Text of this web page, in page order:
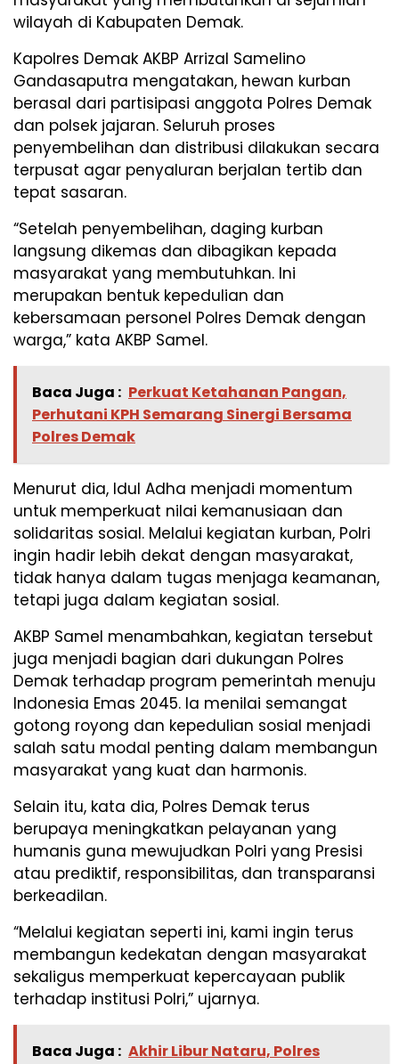
wilayah di Kabupaten Demak.
Kapolres Demak AKBP Arrizal Samelino
Gandasaputra mengatakan, hewan kurban
berasal dari partisipasi anggota Polres Demak
dan polsek jajaran. Seluruh proses
penyembelihan dan distribusi dilakukan secara
terpusat agar penyaluran berjalan tertib dan
tepat sasaran.
“Setelah penyembelihan, daging kurban
langsung dikemas dan dibagikan kepada
masyarakat yang membutuhkan. Ini
merupakan bentuk kepedulian dan
kebersamaan personel Polres Demak dengan
warga,” kata AKBP Samel.
Baca Juga : Perkuat Ketahanan Pangan,
Perhutani KPH Semarang Sinergi Bersama
Polres Demak
Menurut dia, Idul Adha menjadi momentum
untuk memperkuat nilai kemanusiaan dan
solidaritas sosial. Melalui kegiatan kurban, Polri
ingin hadir lebih dekat dengan masyarakat,
tidak hanya dalam tugas menjaga keamanan,
tetapi juga dalam kegiatan sosial.
AKBP Samel menambahkan, kegiatan tersebut
juga menjadi bagian dari dukungan Polres
Demak terhadap program pemerintah menuju
Indonesia Emas 2045. Ia menilai semangat
gotong royong dan kepedulian sosial menjadi
salah satu modal penting dalam membangun
masyarakat yang kuat dan harmonis.
Selain itu, kata dia, Polres Demak terus
berupaya meningkatkan pelayanan yang
humanis guna mewujudkan Polri yang Presisi
atau prediktif, responsibilitas, dan transparansi
berkeadilan.
“Melalui kegiatan seperti ini, kami ingin terus
membangun kedekatan dengan masyarakat
sekaligus memperkuat kepercayaan publik
terhadap institusi Polri,” ujarnya.
Baca Juga : Akhir Libur Nataru, Polres